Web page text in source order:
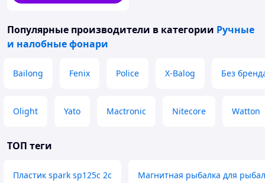
Популярные производители в категории Ручные
и налобные фонари
Bailong Fenix Police X-Balog Без
Olight Yato Mactronic Nitecore Watton
ТОП теги
Пластик spark sp125c 2c Магнитная рыбалка для